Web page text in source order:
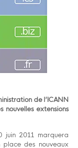
de l’ICANN
extensions
2011 marquera
place des nouveaux